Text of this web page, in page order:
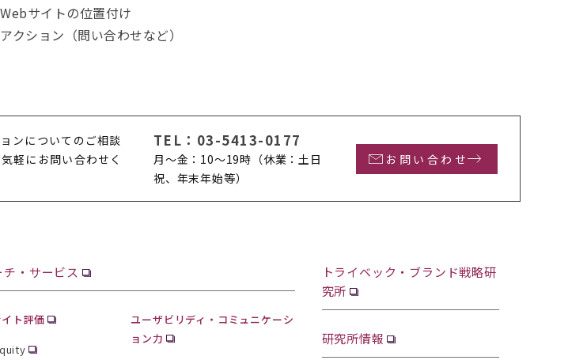
サイトの位置付け
クション（問い合わせなど）
ンについてのご相談
軽にお問い合わせく
TEL： 03-5413-0177
月〜金：10〜19時 （休業：土日
祝、年末年始等）
お問い合わせ
チ・サービス
ト評価
ユーザビリディ・コミュニケーシ
ョン力
トライベック・ブランド戦略研
究所
研究所情報